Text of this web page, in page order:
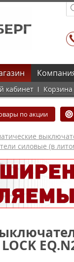
кабинет
по акции
силовые (в